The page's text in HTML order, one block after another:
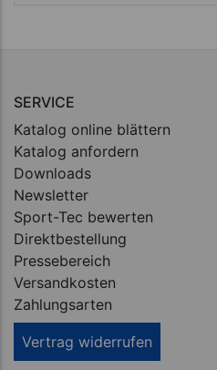
SERVICE
Katalog online blättern
Katalog anfordern
Downloads
Newsletter
Sport-Tec bewerten
Direktbestellung
Pressebereich
Versandkosten
Zahlungsarten
Vertrag widerrufen